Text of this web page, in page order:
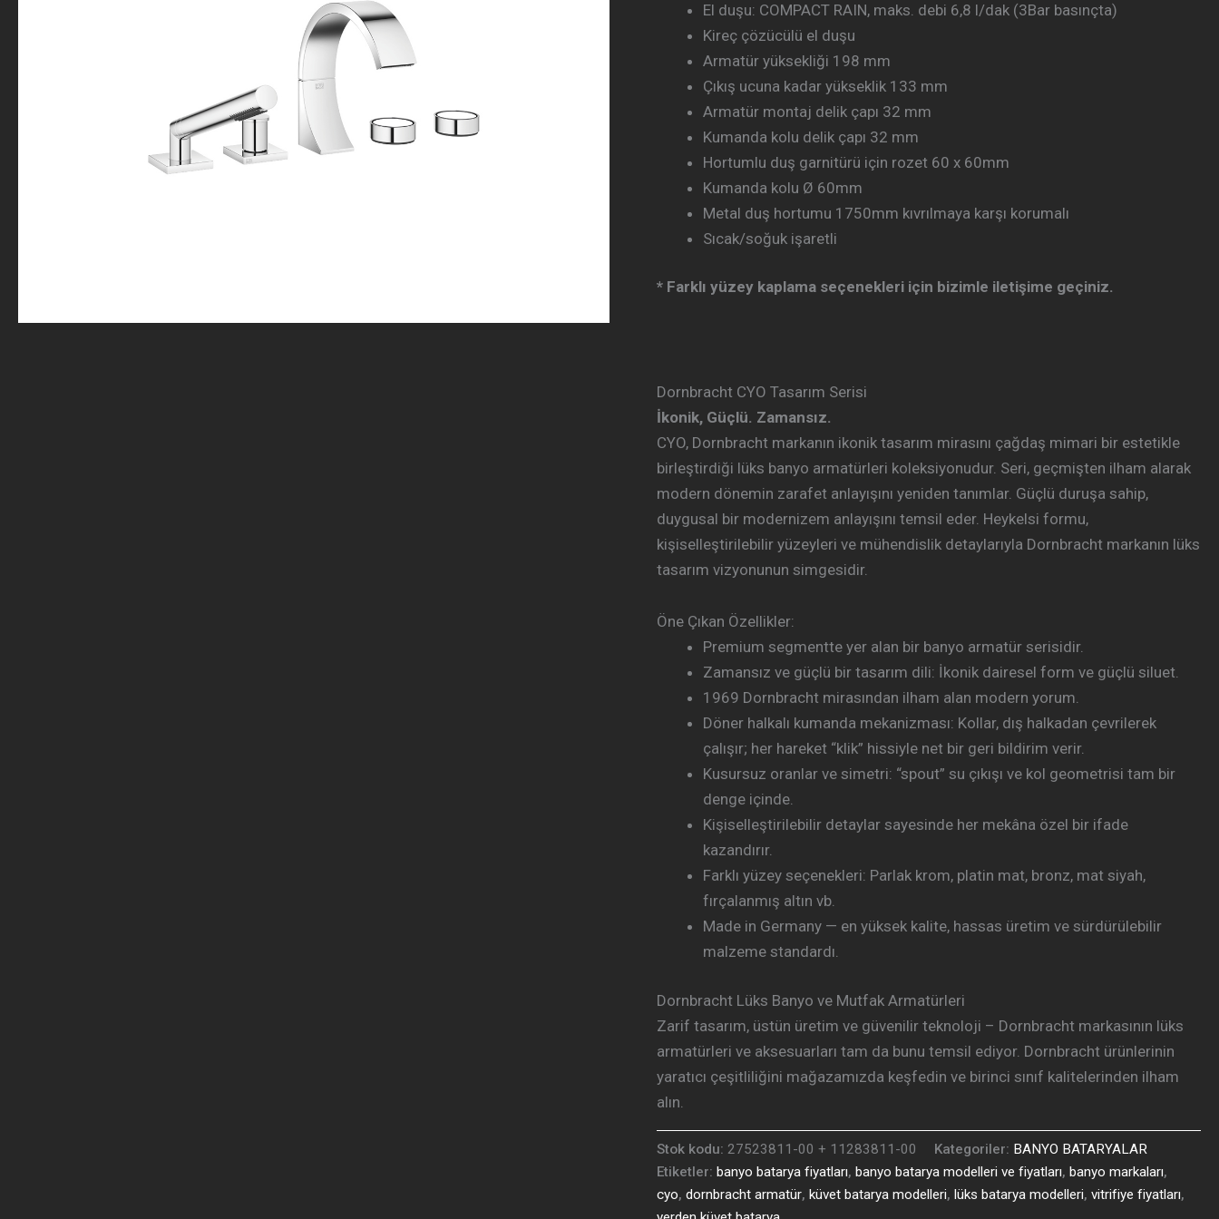
El duşu: COMPACT RAIN, maks. debi 6,8 l/dak (3Bar basınçta)
Kireç çözücülü el duşu
Armatür yüksekliği 198 mm
Çıkış ucuna kadar yükseklik 133 mm
Armatür montaj delik çapı 32 mm
Kumanda kolu delik çapı 32 mm
Hortumlu duş garnitürü için rozet 60 x 60mm
Kumanda kolu Ø 60mm
Metal duş hortumu 1750mm kıvrılmaya karşı korumalı
Sıcak/soğuk işaretli
* Farklı yüzey kaplama seçenekleri için bizimle iletişime geçiniz.
Dornbracht CYO Tasarım Serisi
İkonik, Güçlü. Zamansız.
CYO, Dornbracht markanın ikonik tasarım mirasını çağdaş mimari bir estetikle
birleştirdiği lüks banyo armatürleri koleksiyonudur. Seri, geçmişten ilham alarak
modern dönemin zarafet anlayışını yeniden tanımlar. Güçlü duruşa sahip,
duygusal bir modernizem anlayışını temsil eder. Heykelsi formu,
kişiselleştirilebilir yüzeyleri ve mühendislik detaylarıyla Dornbracht markanın lüks
tasarım vizyonunun simgesidir.
Öne Çıkan Özellikler:
Premium segmentte yer alan bir banyo armatür serisidir.
Zamansız ve güçlü bir tasarım dili: İkonik dairesel form ve güçlü siluet.
1969 Dornbracht mirasından ilham alan modern yorum.
Döner halkalı kumanda mekanizması: Kollar, dış halkadan çevrilerek
çalışır; her hareket “klik” hissiyle net bir geri bildirim verir.
Kusursuz oranlar ve simetri: “spout” su çıkışı ve kol geometrisi tam bir
denge içinde.
Kişiselleştirilebilir detaylar sayesinde her mekâna özel bir ifade
kazandırır.
Farklı yüzey seçenekleri: Parlak krom, platin mat, bronz, mat siyah,
fırçalanmış altın vb.
Made in Germany — en yüksek kalite, hassas üretim ve sürdürülebilir
malzeme standardı.
Dornbracht Lüks Banyo ve Mutfak Armatürleri
Zarif tasarım, üstün üretim ve güvenilir teknoloji – Dornbracht markasının lüks
armatürleri ve aksesuarları tam da bunu temsil ediyor. Dornbracht ürünlerinin
yaratıcı çeşitliliğini mağazamızda keşfedin ve birinci sınıf kalitelerinden ilham
alın.
Stok kodu:27523811-00 + 11283811-00 Kategoriler: BANYO BATARYALAR
Etiketler:banyo batarya fiyatları,banyo batarya modelleri ve fiyatları,banyo markaları,
cyo,dornbracht armatür,küvet batarya modelleri,lüks batarya modelleri,vitrifiye fiyatları,